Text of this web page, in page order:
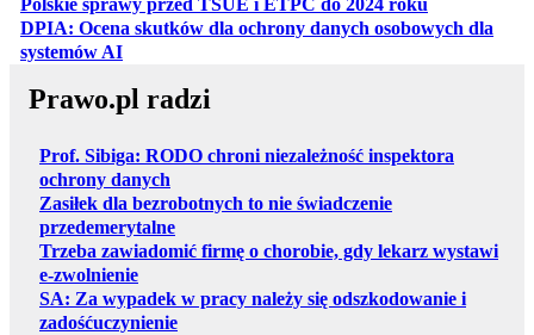
Polskie sprawy przed TSUE i ETPC do 2024 roku
DPIA: Ocena skutków dla ochrony danych osobowych dla
systemów AIotwiera się w nowej karcie
Prawo.pl radzi
Prof. Sibiga: RODO chroni niezależność inspektora
ochrony danych
Zasiłek dla bezrobotnych to nie świadczenie
przedemerytalne
Trzeba zawiadomić firmę o chorobie, gdy lekarz wystawi
e-zwolnienie
SA: Za wypadek w pracy należy się odszkodowanie i
zadośćuczynienie